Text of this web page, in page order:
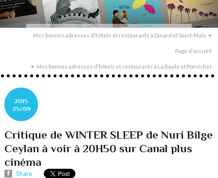
Mes bonnes adresses d'hôtels et restaurants à Dinard et Saint-Malo
Page d'accueil
Mes bonnes adresses d'hôtels et restaurants à La Baule et Pornichet
2015
25/09
Critique de WINTER SLEEP de Nuri Bilge
Ceylan à voir à 20H50 sur Canal plus
cinéma
Share